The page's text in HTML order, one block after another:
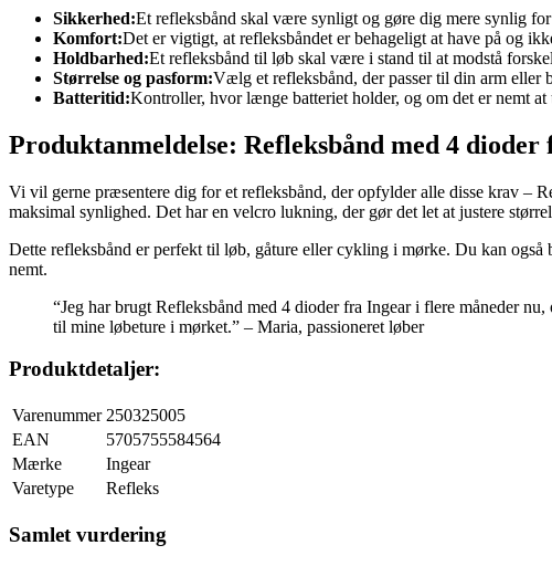
Sikkerhed:Et refleksbånd skal være synligt og gøre dig mere synlig
Komfort:Det er vigtigt, at refleksbåndet er behageligt at have på og
Holdbarhed:Et refleksbånd til løb skal være i stand til at modstå
Størrelse og pasform:Vælg et refleksbånd, der passer til din arm eller
Batteritid:Kontroller, hvor længe batteriet holder, og om det er nemt at
Produktanmeldelse: Refleksbånd med 4
Vi vil gerne præsentere dig for et refleksbånd, der opfylder alle disse krav –
maksimal synlighed. Det har en velcro lukning, der gør det let at justere
Dette refleksbånd er perfekt til løb, gåture eller cykling i mørke. Du kan
nemt.
“Jeg har brugt Refleksbånd med 4 dioder fra Ingear i flere måneder
til mine løbeture i mørket.” – Maria, passioneret løber
Produktdetaljer:
Varenummer 250325005
EAN
5705755584564
Mærke
Ingear
Varetype
Refleks
Samlet vurdering